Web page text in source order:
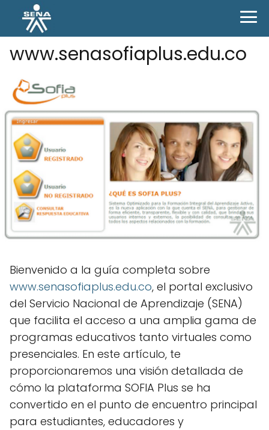
www.senasofiaplus.edu.co
Bienvenido a la guía completa sobre
www.senasofiaplus.edu.co, el portal exclusivo
del Servicio Nacional de Aprendizaje (SENA)
que facilita el acceso a una amplia gama de
programas educativos tanto virtuales como
presenciales. En este artículo, te
proporcionaremos una visión detallada de
cómo la plataforma SOFIA Plus se ha
convertido en el punto de encuentro principal
para estudiantes, educadores y